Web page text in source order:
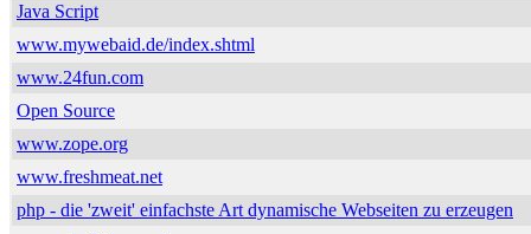
Java Script
www.mywebaid.de/index.shtml
www.24fun.com
Open Source
www.zope.org
www.freshmeat.net
php - die 'zweit' einfachste Art dynamische Webseiten zu erzeugen